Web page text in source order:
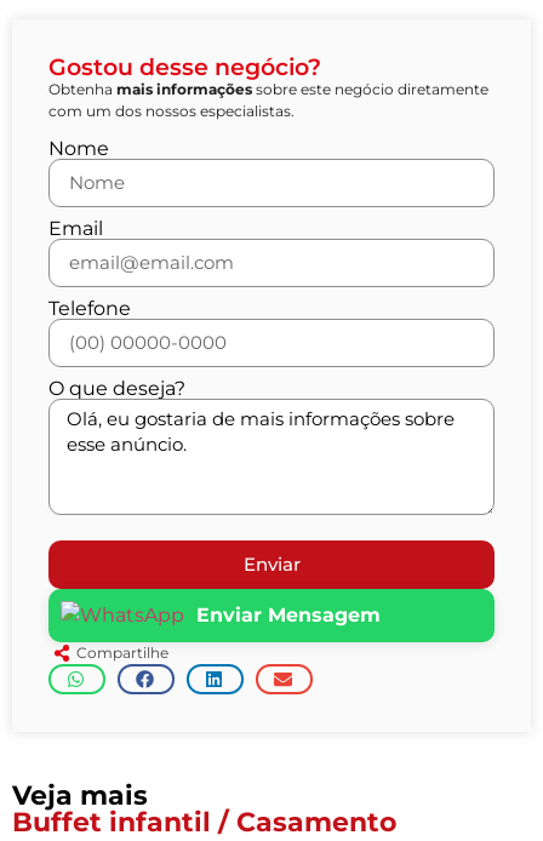
Gostou desse negócio?
Obtenha mais informações sobre este negócio diretamente
com um dos nossos especialistas.
Nome
Email
Telefone
O que deseja?
Enviar
Enviar Mensagem
Compartilhe
Veja mais
Buffet infantil / Casamento